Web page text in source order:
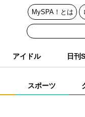
MySPA！とは
アイドル 日刊
スポーツ